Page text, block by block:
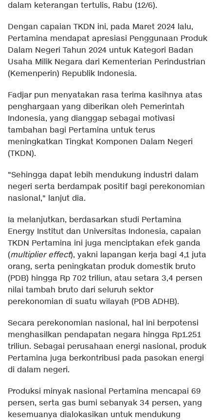
dalam keterangan tertulis, Rabu (12/6).
Dengan capaian TKDN ini, pada Maret 2024 lalu,
Pertamina mendapat apresiasi Penggunaan Produk
Dalam Negeri Tahun 2024 untuk Kategori Badan
Usaha Milik Negara dari Kementerian Perindustrian
(Kemenperin) Republik Indonesia.
Fadjar pun menyatakan rasa terima kasihnya atas
penghargaan yang diberikan oleh Pemerintah
Indonesia, yang dianggap sebagai motivasi
tambahan bagi Pertamina untuk terus
meningkatkan Tingkat Komponen Dalam Negeri
(TKDN).
"Sehingga dapat lebih mendukung industri dalam
negeri serta berdampak positif bagi perekonomian
nasional," lanjut dia.
Ia melanjutkan, berdasarkan studi Pertamina
Energy Institut dan Universitas Indonesia, capaian
TKDN Pertamina ini juga menciptakan efek ganda
(multiplier effect), yakni lapangan kerja bagi 4,1 juta
orang, serta peningkatan produk domestik bruto
(PDB) hingga Rp 702 triliun, atau setara 3,4 persen
nilai tambah bruto dari seluruh sektor
perekonomian di suatu wilayah (PDB ADHB).
Secara perekonomian nasional, hal ini berpotensi
menghasilkan pendapatan negara hingga Rp1.251
triliun. Sebagai perusahaan energi nasional, produk
Pertamina juga berkontribusi pada pasokan energi
di dalam negeri.
Produksi minyak nasional Pertamina mencapai 69
persen, serta gas bumi sebanyak 34 persen, yang
kesemuanya dialokasikan untuk mendukung